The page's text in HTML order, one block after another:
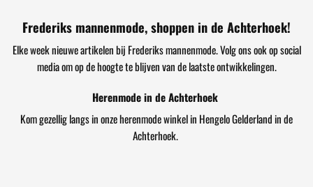
Frederiks mannenmode, shoppen in de Achterhoek!
Elke week nieuwe artikelen bij Frederiks mannenmode. Volg ons ook op social
media om op de hoogte te blijven van de laatste ontwikkelingen.
Herenmode in de Achterhoek
Kom gezellig langs in onze herenmode winkel in Hengelo Gelderland in de
Achterhoek.